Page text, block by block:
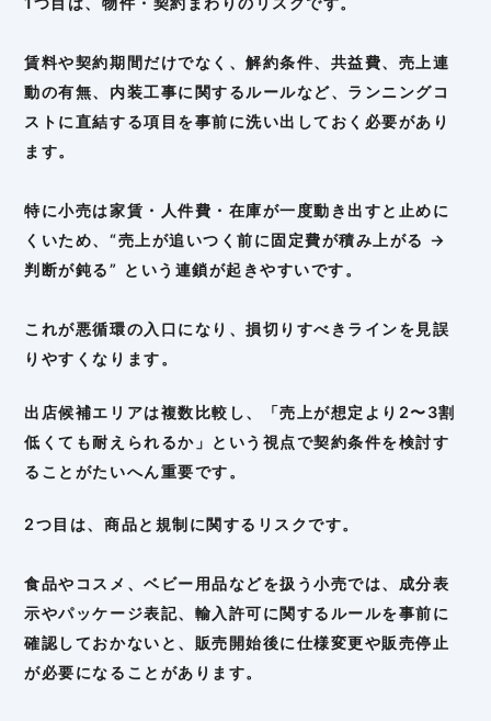
賃料や契約期間だけでなく、解約条件、共益費、売上連
動の有無、内装工事に関するルールなど、ランニングコ
ストに直結する項目を事前に洗い出しておく必要があり
ます。
特に小売は家賃・人件費・在庫が一度動き出すと止めに
くいため、“売上が追いつく前に固定費が積み上がる →
判断が鈍る” という連鎖が起きやすいです。
これが悪循環の入口になり、損切りすべきラインを見誤
りやすくなります。
出店候補エリアは複数比較し、「売上が想定より2〜3割
低くても耐えられるか」という視点で契約条件を検討す
ることがたいへん重要です。
2つ目は、商品と規制に関するリスクです。
食品やコスメ、ベビー用品などを扱う小売では、成分表
示やパッケージ表記、輸入許可に関するルールを事前に
確認しておかないと、販売開始後に仕様変更や販売停止
が必要になることがあります。